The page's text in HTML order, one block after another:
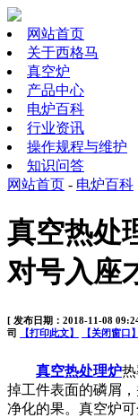
网站首页
关于西格马
真空炉
产品中心
电炉百科
行业资讯
操作规程与维护
知识问答
网站首页 - 电炉百科
真空热处
对号入座
[ 发布日期：2018-11-08
司
【打印此文】 【关闭窗口】
真空热处理炉
掉工件表面的磷屑
净化的果。真空炉